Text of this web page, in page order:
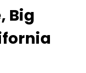
Big